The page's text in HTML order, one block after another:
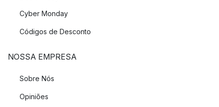
Cyber Monday
Códigos de Desconto
NOSSA EMPRESA
Sobre Nós
Opiniões